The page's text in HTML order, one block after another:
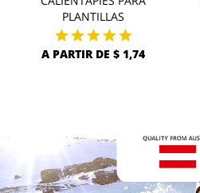
PLANTILLAS
A PARTIR DE $ 1,74